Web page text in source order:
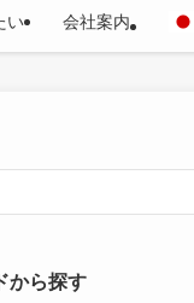
い 会社案内
から探す